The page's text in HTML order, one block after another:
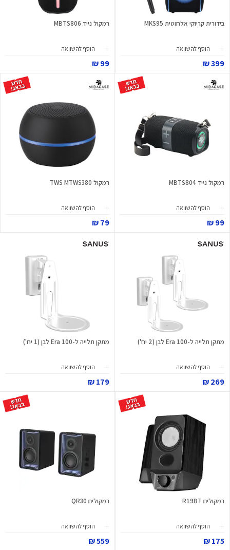
בידורית קריוקי אלחוטית MKS95
הוסף להשוואה
399 ₪
רמקול נייד MBTS806
הוסף להשוואה
99 ₪
רמקול נייד MBTS804
הוסף להשוואה
99 ₪
רמקול TWS MTWS380
הוסף להשוואה
79 ₪
מתקן תלייה ל-Era 100 לבן (2 יח')
הוסף להשוואה
269 ₪
מתקן תלייה ל-Era 100 לבן (1 יח')
הוסף להשוואה
179 ₪
רמקולים R19BT
הוסף להשוואה
175 ₪
רמקולים QR30
הוסף להשוואה
559 ₪